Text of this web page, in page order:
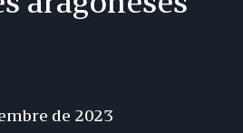
de 2023